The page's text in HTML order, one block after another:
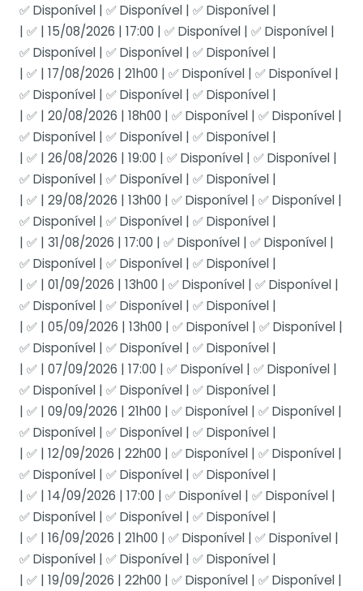
✅ Disponível | ✅ Disponível | ✅ Disponível |
| ✅ | 15/08/2026 | 17:00 | ✅ Disponível | ✅ Disponível |
✅ Disponível | ✅ Disponível | ✅ Disponível |
| ✅ | 17/08/2026 | 21h00 | ✅ Disponível | ✅ Disponível |
✅ Disponível | ✅ Disponível | ✅ Disponível |
| ✅ | 20/08/2026 | 18h00 | ✅ Disponível | ✅ Disponível |
✅ Disponível | ✅ Disponível | ✅ Disponível |
| ✅ | 26/08/2026 | 19:00 | ✅ Disponível | ✅ Disponível |
✅ Disponível | ✅ Disponível | ✅ Disponível |
| ✅ | 29/08/2026 | 13h00 | ✅ Disponível | ✅ Disponível |
✅ Disponível | ✅ Disponível | ✅ Disponível |
| ✅ | 31/08/2026 | 17:00 | ✅ Disponível | ✅ Disponível |
✅ Disponível | ✅ Disponível | ✅ Disponível |
| ✅ | 01/09/2026 | 13h00 | ✅ Disponível | ✅ Disponível |
✅ Disponível | ✅ Disponível | ✅ Disponível |
| ✅ | 05/09/2026 | 13h00 | ✅ Disponível | ✅ Disponível |
✅ Disponível | ✅ Disponível | ✅ Disponível |
| ✅ | 07/09/2026 | 17:00 | ✅ Disponível | ✅ Disponível |
✅ Disponível | ✅ Disponível | ✅ Disponível |
| ✅ | 09/09/2026 | 21h00 | ✅ Disponível | ✅ Disponível |
✅ Disponível | ✅ Disponível | ✅ Disponível |
| ✅ | 12/09/2026 | 22h00 | ✅ Disponível | ✅ Disponível |
✅ Disponível | ✅ Disponível | ✅ Disponível |
| ✅ | 14/09/2026 | 17:00 | ✅ Disponível | ✅ Disponível |
✅ Disponível | ✅ Disponível | ✅ Disponível |
| ✅ | 16/09/2026 | 21h00 | ✅ Disponível | ✅ Disponível |
✅ Disponível | ✅ Disponível | ✅ Disponível |
| ✅ | 19/09/2026 | 22h00 | ✅ Disponível | ✅ Disponível |